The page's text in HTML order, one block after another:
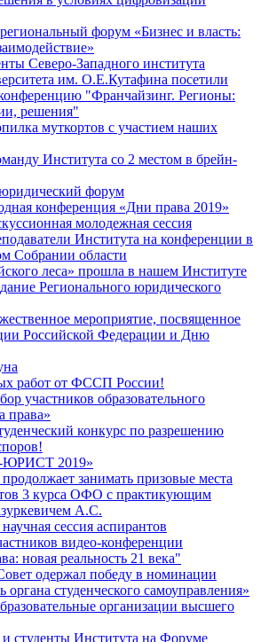
форум «Бизнес и власть:
Северо-Западного института
им. О.Е.Кутафина посетили
"Франчайзинг. Регионы:
решения"
муткортов с участием наших
Института со 2 местом в брейн-
форум
конференция «Дни права 2019»
молодежная сессия
Института на конференции в
Собрании области
леса» прошла в нашем Институте
Регионального юридического
мероприятие, посвященное
Российской Федерации и Дню
работ от ФССП России!
участников образовательного
права»
конкурс по разрешению
ЮРИСТ 2019»
занимать призовые места
3 курса ОФО с практикующим
А.С.
сессия аспирантов
видео-конференции
новая реальность 21 века"
одержал победу в номинации
студенческого самоуправления»
организации высшего
студенты Института на Форуме